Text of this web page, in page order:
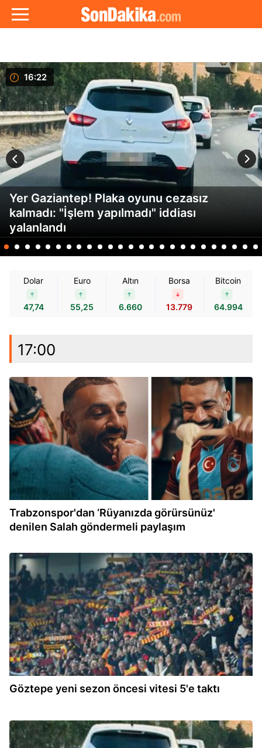
Yer Gaziantep! Plaka oyunu cezasız
kalmadı: "İşlem yapılmadı" iddiası
yalanlandı
16:22
Dolar
47,74
Euro
55,25
Altın
6.660
Borsa
13.779
Bitcoin
64.994
17:00
16:32
Trabzonspor'dan ‘Rüyanızda görürsünüz'
denilen Salah göndermeli paylaşım
16:24
Göztepe yeni sezon öncesi vitesi 5'e taktı
16:22